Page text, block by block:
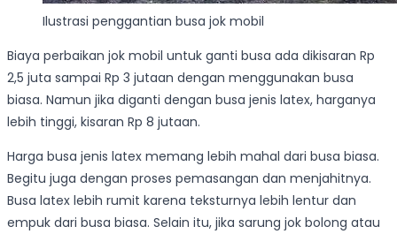
Ilustrasi penggantian busa jok mobil
Biaya perbaikan jok mobil untuk ganti busa ada dikisaran Rp
2,5 juta sampai Rp 3 jutaan dengan menggunakan busa
biasa. Namun jika diganti dengan busa jenis latex, harganya
lebih tinggi, kisaran Rp 8 jutaan.
Harga busa jenis latex memang lebih mahal dari busa biasa.
Begitu juga dengan proses pemasangan dan menjahitnya.
Busa latex lebih rumit karena teksturnya lebih lentur dan
empuk dari busa biasa. Selain itu, jika sarung jok bolong atau